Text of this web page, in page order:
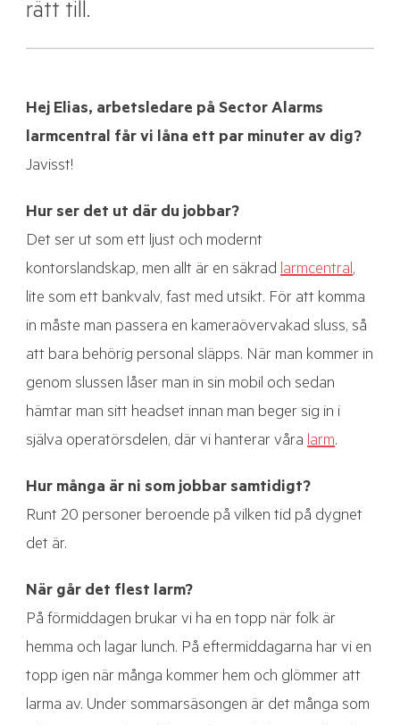
rätt till.
Hej Elias, arbetsledare på Sector Alarms
larmcentral får vi låna ett par minuter av dig?
Javisst!
Hur ser det ut där du jobbar?
Det ser ut som ett ljust och modernt
kontorslandskap, men allt är en säkrad larmcentral,
lite som ett bankvalv, fast med utsikt. För att komma
in måste man passera en kameraövervakad sluss, så
att bara behörig personal släpps. När man kommer in
genom slussen låser man in sin mobil och sedan
hämtar man sitt headset innan man beger sig in i
själva operatörsdelen, där vi hanterar våra larm.
Hur många är ni som jobbar samtidigt?
Runt 20 personer beroende på vilken tid på dygnet
det är.
När går det flest larm?
På förmiddagen brukar vi ha en topp när folk är
hemma och lagar lunch. På eftermiddagarna har vi en
topp igen när många kommer hem och glömmer att
larma av. Under sommarsäsongen är det många som